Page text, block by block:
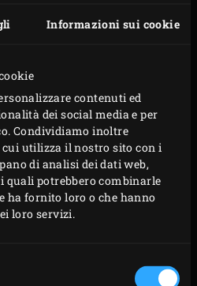
Informazioni sui cookie
contenuti ed
dei social media e per
Condividiamo inoltre
utilizza il nostro sito con i
di analisi dei dati web,
quali potrebbero combinarle
ha fornito loro o che hanno
loro servizi.
filetto di platessa con il
Skilletsulla griglia.
e il burro. Quando il burro
il filetto di platessa
nella padella. Cuocere la
il filetto di platessa e